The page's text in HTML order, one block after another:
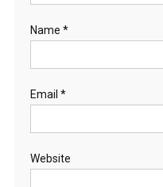
Name *
Email *
Website